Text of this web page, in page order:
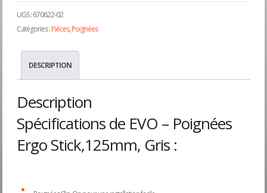
UGS :670622-02
Catégories :Pièces,Poignées
DESCRIPTION
Description
Spécifications de EVO – Poignées
Ergo Stick,125mm, Gris :